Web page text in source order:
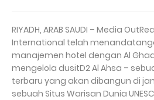
RIYADH, ARAB SAUDI – Media
International telah
manajemen hotel dengan Al
mengelola dusitD2 Al Ahsa –
terbaru yang akan dibangun di
sebuah Situs Warisan Dunia